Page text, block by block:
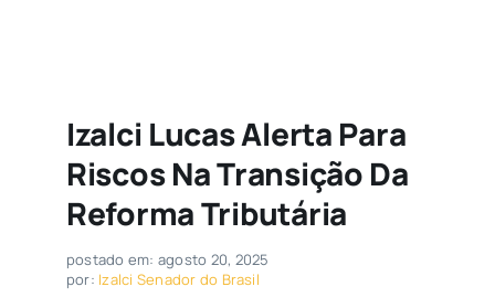
Izalci Lucas Alerta Para
Riscos Na Transição Da
Reforma Tributária
postado em: agosto 20, 2025
por: Izalci Senador do Brasil